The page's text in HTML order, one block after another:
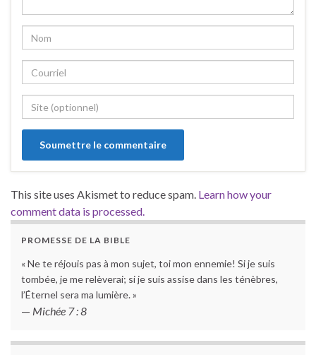
This site uses Akismet to reduce spam. Learn how your
comment data is processed.
PROMESSE DE LA BIBLE
« Ne te réjouis pas à mon sujet, toi mon ennemie! Si je suis
tombée, je me relèverai; si je suis assise dans les ténèbres,
l’Éternel sera ma lumière. »
— Michée 7 : 8